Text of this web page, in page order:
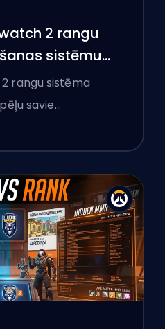
2 rangu
sistēmu
spēles
2 rangu sistēma
savie…